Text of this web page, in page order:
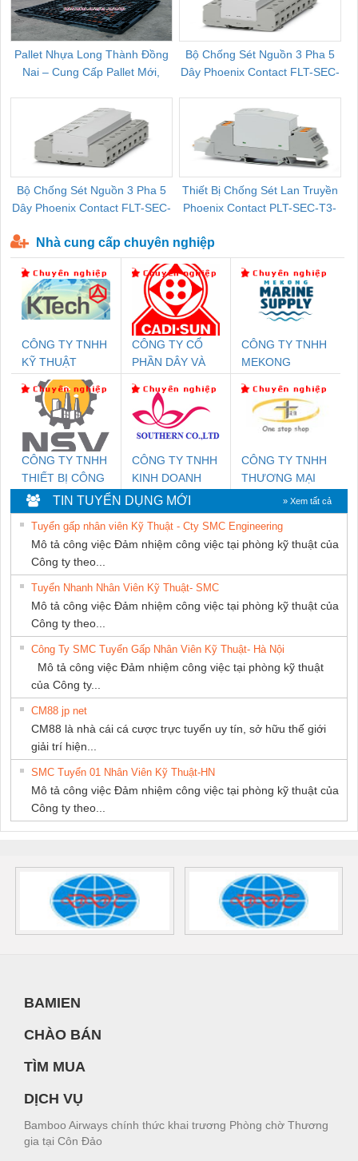
Pallet Nhựa Long Thành Đồng
Nai – Cung Cấp Pallet Mới,
Bộ Chống Sét Nguồn 3 Pha 5
Dây Phoenix Contact FLT-SEC-
Bộ Chống Sét Nguồn 3 Pha 5
Dây Phoenix Contact FLT-SEC-
Thiết Bị Chống Sét Lan Truyền
Phoenix Contact PLT-SEC-T3-
Nhà cung cấp chuyên nghiệp
CÔNG TY TNHH
KỸ THUẬT
KTECH VIỆT
NAM
CÔNG TY CỔ
PHẦN DÂY VÀ
THƯỢNG ĐÌNH
CÔNG TY TNHH
MEKONG
SUPPLY
CÔNG TY TNHH
THIẾT BỊ CÔNG
NGHIỆP NIHON
SETSUBI VIỆT
NAM
CÔNG TY TNHH
KINH DOANH
DỊCH VỤ XNK
PHƯƠNG NAM
CÔNG TY TNHH
THƯƠNG MẠI
THIÊN ÂN VIỆT
NAM
TIN TUYỂN DỤNG MỚI » Xem tất cả
Tuyển gấp nhân viên Kỹ Thuật - Cty SMC Engineering
Mô tả công việc Đảm nhiệm công việc tại phòng kỹ thuật của
Công ty theo...
Tuyển Nhanh Nhân Viên Kỹ Thuật- SMC
Mô tả công việc Đảm nhiệm công việc tại phòng kỹ thuật của
Công ty theo...
Công Ty SMC Tuyển Gấp Nhân Viên Kỹ Thuật- Hà Nội
Mô tả công việc Đảm nhiệm công việc tại phòng kỹ thuật
của Công ty...
CM88 jp net
CM88 là nhà cái cá cược trực tuyến uy tín, sở hữu thế giới
giải trí hiện...
SMC Tuyển 01 Nhân Viên Kỹ Thuật-HN
Mô tả công việc Đảm nhiệm công việc tại phòng kỹ thuật của
Công ty theo...
BAMIEN
CHÀO BÁN
TÌM MUA
DỊCH VỤ
Bamboo Airways chính thức khai trương Phòng chờ Thương
gia tại Côn Đảo